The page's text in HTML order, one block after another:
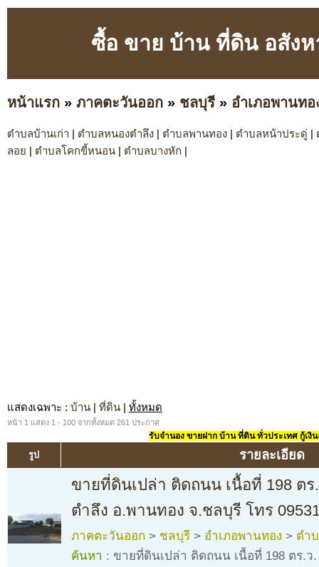
ซื้อ ขาย บ้าน ที่ดิน อสัง
หน้าแรก » ภาคตะวันออก » ชลบุรี » อำเภอพานทอ
ตำบลบ้านเก่า | ตำบลหนองตำลึง | ตำบลพานทอง | ตำบลหน้าประดู่ |
ลอย | ตำบลโคกขี้หนอน | ตำบลบางหัก |
แสดงเฉพาะ : บ้าน | ที่ดิน | ทั้งหมด
หน้า 1 แสดง 1 - 100 จากทั้งหมด 261 ประกาศ
รับจำนอง ขายฝาก บ้าน ที่ดิน ทั่วประเทศ กู้เงิ
รูป รายละเอียด
ขายที่ดินเปล่า ติดถนน เนื้อที่ 198 ต
ตำลึง อ.พานทอง จ.ชลบุรี โทร
ภาคตะวันออก > ชลบุรี > อำเภอพานทอง > ตำ
ค้นหา : ขายที่ดินเปล่า ติดถนน เนื้อที่ 198 ตร.